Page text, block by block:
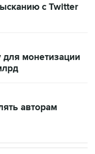
с Twitter
монетизации
авторам